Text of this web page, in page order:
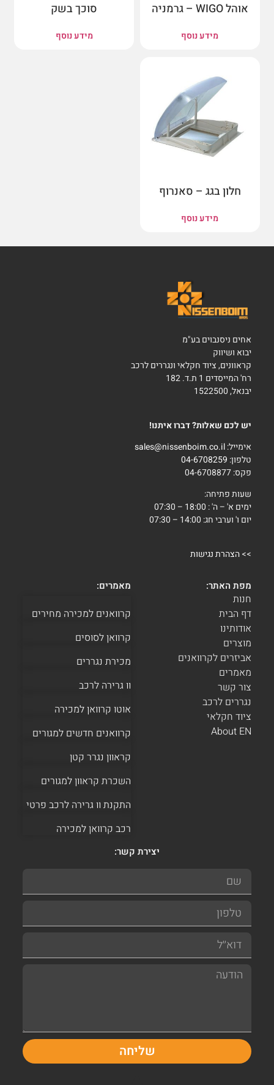
אוהל WIGO – גרמניה
מידע נוסף
סוכך בשק
מידע נוסף
חלון בגג – סאנרוף
מידע נוסף
אחים ניסנבוים בע"מ
יבוא ושיווק
קראוונים, ציוד חקלאי ונגררים לרכב
רח' המייסדים 1 ת.ד. 182
יבנאל, 1522500
יש לכם שאלות? דברו איתנו!
אימייל:sales@nissenboim.co.il
טלפון: 04-6708259
פקס: 04-6708877
שעות פתיחה:
ימים א' – ה' : 18:00 – 07:30
יום ו' וערבי חג: 14:00 – 07:30
>>הצהרת נגישות
מפת האתר:
חנות
דף הבית
אודותינו
מוצרים
אביזרים לקרוואנים
מאמרים
צור קשר
נגררים לרכב
ציוד חקלאי
About EN
מאמרים:
קרוואנים למכירה מחירים
קרוואן לסוסים
מכירת נגררים
וו גרירה לרכב
אוטו קרוואן למכירה
קרוואנים חדשים למגורים
קראוון נגרר קטן
השכרת קראוון למגורים
התקנת וו גרירה לרכב פרטי
רכב קרוואן למכירה
יצירת קשר:
שליחה